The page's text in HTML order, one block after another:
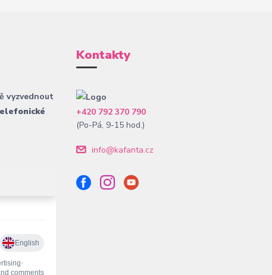
vyzvednout
Kontakty
+420 792 370 790
(Po-Pá, 9-15 hod.)
info@kafanta.cz